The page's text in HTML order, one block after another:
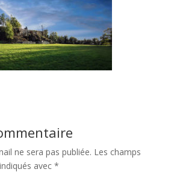
ne sera pas publiée. Les champs
avec *